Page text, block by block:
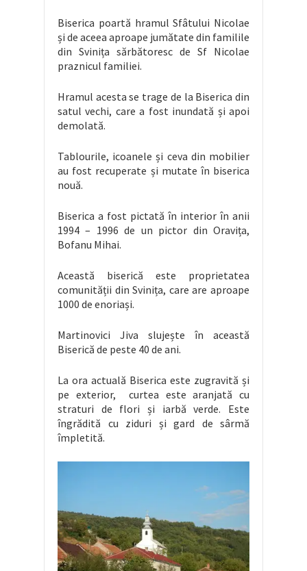
Biserica poartă hramul Sfâtului Nicolae
și de aceea aproape jumătate din familile
din Svinița sărbătoresc de Sf Nicolae
praznicul familiei.
Hramul acesta se trage de la Biserica din
satul vechi, care a fost inundată și apoi
demolată.
Tablourile, icoanele și ceva din mobilier
au fost recuperate și mutate în biserica
nouă.
Biserica a fost pictată în interior în anii
1994 – 1996 de un pictor din Oravița,
Bofanu Mihai.
Această biserică este proprietatea
comunității din Svinița, care are aproape
1000 de enoriași.
Martinovici Jiva slujește în această
Biserică de peste 40 de ani.
La ora actuală Biserica este zugravită și
pe exterior, curtea este aranjată cu
straturi de flori și iarbă verde. Este
îngrădită cu ziduri și gard de sârmă
împletită.